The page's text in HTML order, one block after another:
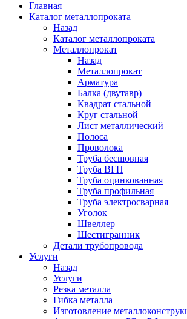
Главная
Каталог металлопроката
Назад
Каталог металлопроката
Металлопрокат
Назад
Металлопрокат
Арматура
Балка (двутавр)
Квадрат стальной
Круг стальной
Лист металлический
Полоса
Проволока
Труба бесшовная
Труба ВГП
Труба оцинкованная
Труба профильная
Труба электросварная
Уголок
Швеллер
Шестигранник
Детали трубопровода
Услуги
Назад
Услуги
Резка металла
Гибка металла
Изготовление